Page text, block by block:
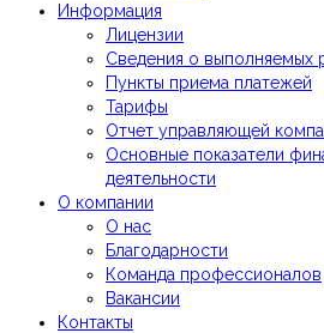
Информация
Лицензии
Сведения о выполняемых
Пункты приема платежей
Тарифы
Отчет управляющей
Основные показатели
деятельности
О компании
О нас
Благодарности
Команда профессионалов
Вакансии
Контакты